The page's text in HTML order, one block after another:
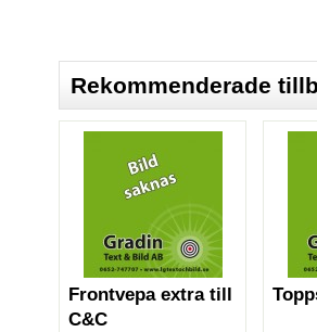
Rekommenderade
Frontvepa extra till
C&C